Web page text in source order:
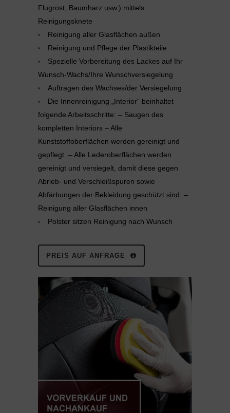
Flugrost, Baumharz usw.) mittels
Reinigungsknete
Reinigung aller Glasflächen außen
Reinigung und Pflege der Plastikteile
Spezielle Vorbereitung des Lackes auf Ihr
Wunsch-Wachs/Ihre Wunschversiegelung
Auftragen des Wachses/der Versiegelung
Die Innenreinigung „Interior“ beinhaltet
folgende Arbeitsschritte: – Saugen des
kompletten Interiors – Alle
Kunststoffoberflächen werden gereinigt und
gepflegt. – Alle Lederoberflächen werden
gereinigt und versiegelt, damit diese gegen
Abrieb- und Verschleißspuren sowie
Abfärbungen der Bekleidung geschützt sind. –
Reinigung aller Glasflächen innen
Polster sitzen Reinigung nach Wunsch
PREIS AUF ANFRAGE